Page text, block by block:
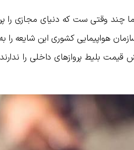
چند وقتی ست که دنیای مجازی را
هواپیمایی کشوری این شایعه را
قیمت بلیط پروازهای داخلی را